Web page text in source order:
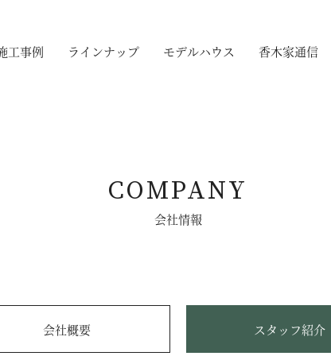
工事例 ラインナップ モデルハウス 香木家通信
COMPANY
会社情報
会社概要 スタッフ紹介